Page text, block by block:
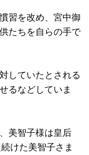
習を改め、宮中御
たちを自らの手で
していたとされる
るなどしていま
美智子様は皇后
けた美智子さま